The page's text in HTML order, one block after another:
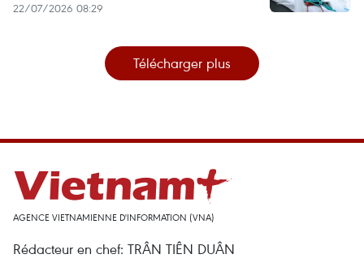
22/07/2026 08:29
Télécharger plus
AGENCE VIETNAMIENNE D'INFORMATION (VNA)
Rédacteur en chef: TRÂN TIÊN DUÂN